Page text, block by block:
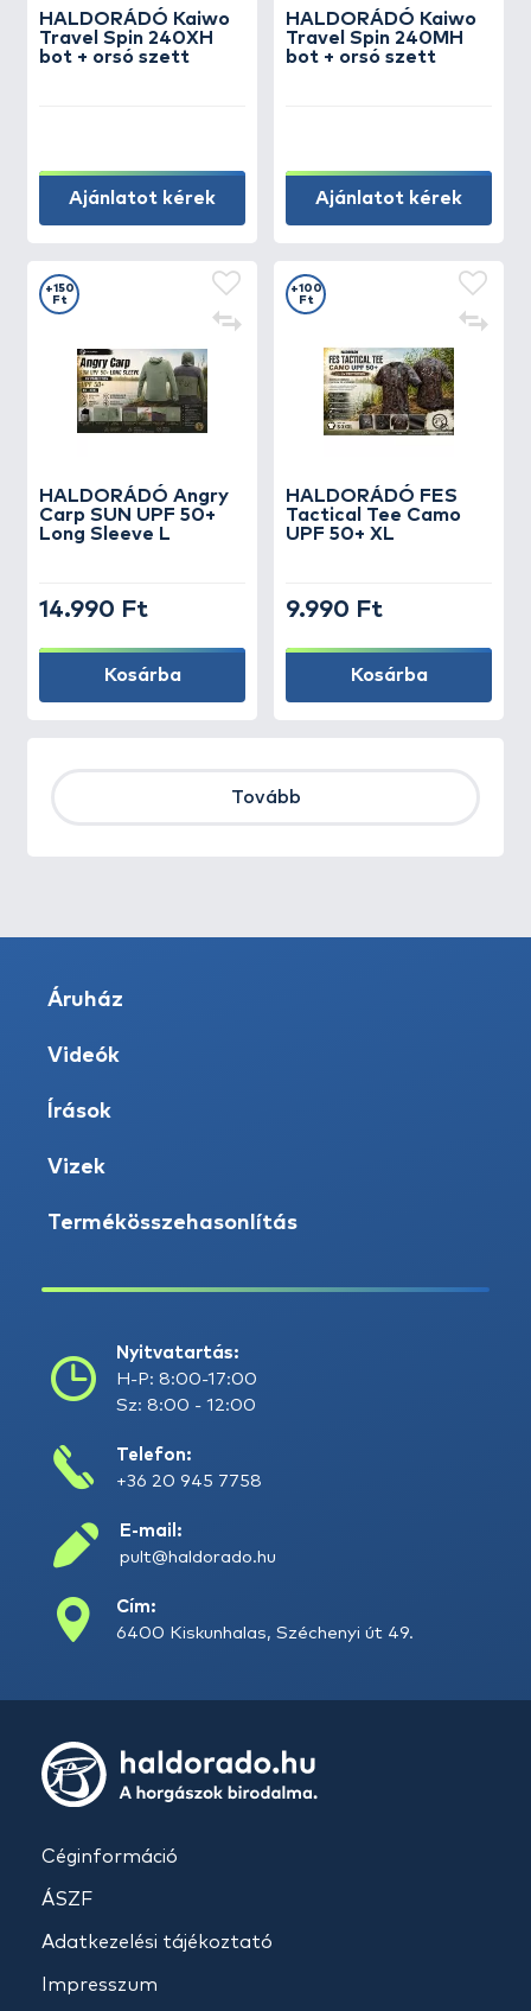
HALDORÁDÓ Kaiwo
Travel Spin 240XH
bot + orsó szett
Ajánlatot kérek
HALDORÁDÓ Kaiwo
Travel Spin 240MH
bot + orsó szett
Ajánlatot kérek
HALDORÁDÓ Angry
Carp SUN UPF 50+
Long Sleeve L
+150
Ft
14.990 Ft
Kosárba
HALDORÁDÓ FES
Tactical Tee Camo
UPF 50+ XL
+100
Ft
9.990 Ft
Kosárba
Tovább
Áruház
Videók
Írások
Vizek
Termékösszehasonlítás
Nyitvatartás:
H-P: 8:00-17:00
Sz: 8:00 - 12:00
Telefon:
+36 20 945 7758
E-mail:
pult@haldorado.hu
Cím:
6400 Kiskunhalas, Széchenyi út 49.
Céginformáció
ÁSZF
Adatkezelési tájékoztató
Impresszum